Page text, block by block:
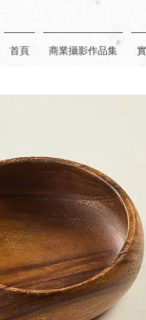
首頁 商業攝影作品集